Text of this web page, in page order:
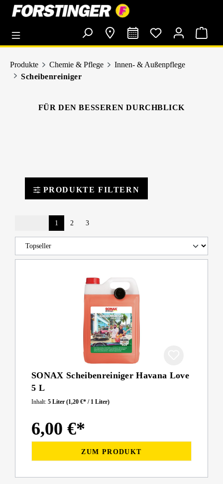
springen
Produkte Chemie & Pflege
Innen- & Außenpflege
Scheibenreiniger
FÜR DEN BESSEREN DURCHBLICK
PRODUKTE FILTERN
1 2 3
SONAX Scheibenreiniger Havana Love
5 L
Inhalt: 5 Liter (1,20 €* / 1 Liter)
6,00 €*
ZUM PRODUKT